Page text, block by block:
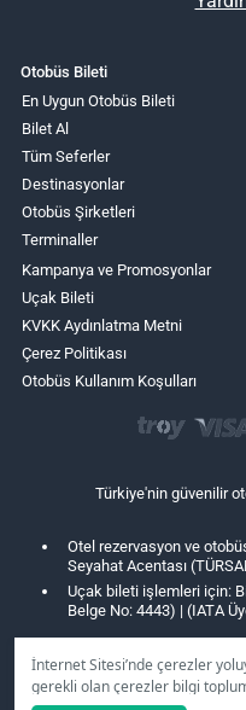
İnternet Sitesi’nde çerezler
gerekli olan çerezler bilgi
Otobüs Bileti
En Uygun Otobüs Bileti
Bilet Al
Tüm Seferler
Destinasyonlar
Otobüs Şirketleri
Terminaller
Kampanya ve Promosyonlar
Uçak Bileti
KVKK Aydınlatma Metni
Çerez Politikası
Otobüs Kullanım Koşulları
Türkiye'nin güvenilir
Otel rezervasyon ve
Seyahat Acentası
Uçak bileti işlemleri için:
Belge No: 4443) | (IATA